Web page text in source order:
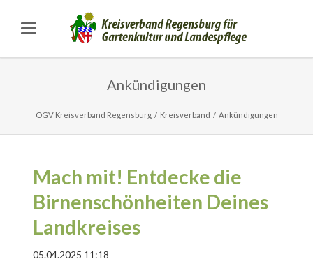
Ankündigungen
OGV Kreisverband Regensburg Kreisverband Ankündigungen
Mach mit! Entdecke die
Birnenschönheiten Deines
Landkreises
05.04.2025 11:18